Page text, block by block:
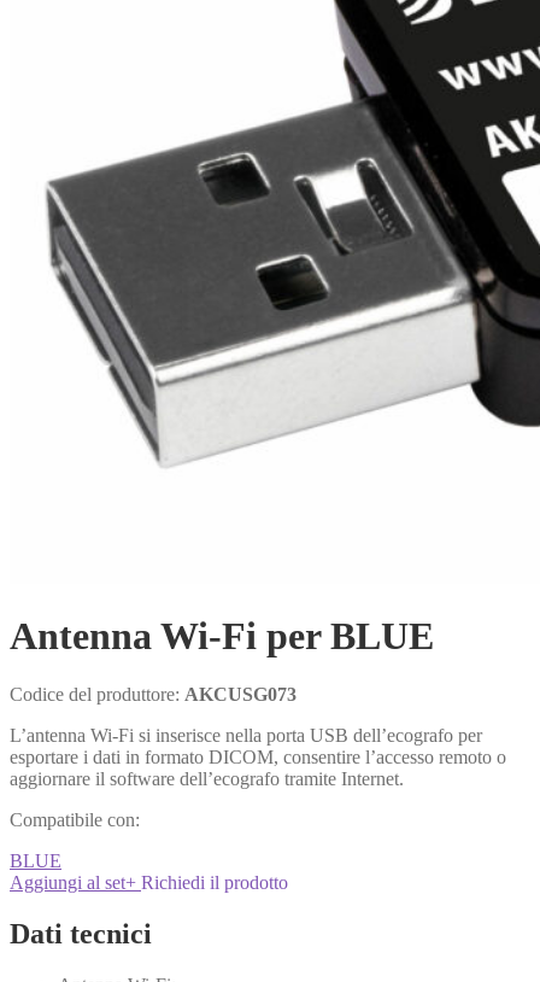
Antenna Wi-Fi per BLUE
Codice del produttore: AKCUSG073
L’antenna Wi-Fi si inserisce nella porta USB dell’ecografo per
esportare i dati in formato DICOM, consentire l’accesso remoto o
aggiornare il software dell’ecografo tramite Internet.
Compatibile con:
BLUE
Aggiungi al set+ Richiedi il prodotto
Dati tecnici